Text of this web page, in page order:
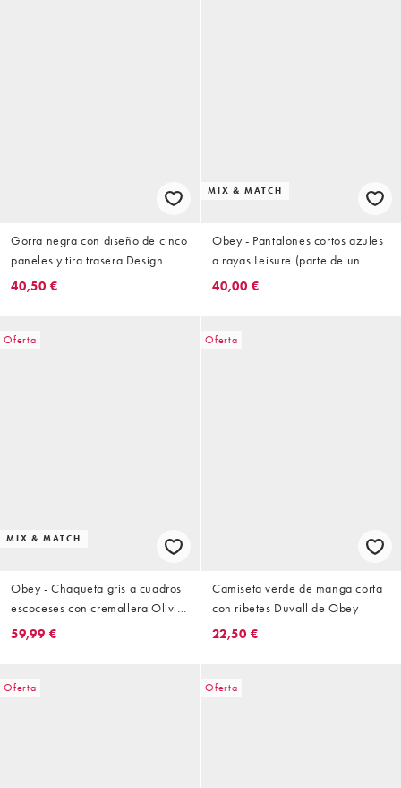
Gorra negra con diseño de cinco
paneles y tira trasera Design
Studios de Obey
40,50 €
MIX & MATCH
Obey - Pantalones cortos azules
a rayas Leisure (parte de un
conjunto)
40,00 €
Oferta
MIX & MATCH
Obey - Chaqueta gris a cuadros
escoceses con cremallera Olivia
(parte de un conjunto)
59,99 €
Oferta
Camiseta verde de manga corta
con ribetes Duvall de Obey
22,50 €
Oferta Oferta